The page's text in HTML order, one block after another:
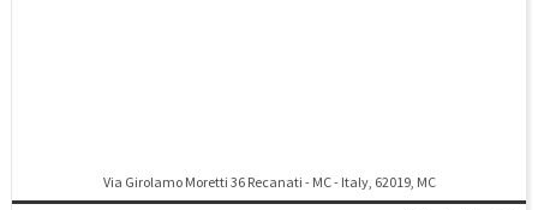
Via Girolamo Moretti 36 Recanati - MC - Italy, 62019, MC